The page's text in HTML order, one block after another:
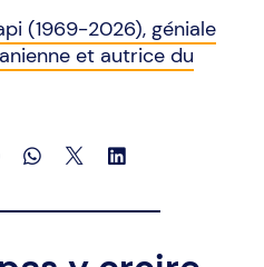
(1969-2026), géniale
et autrice du